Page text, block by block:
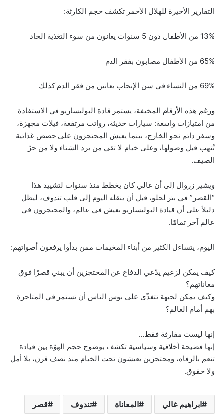
التقارير الأخيرة للهلال الأحمر تكشف حجم الكارثة:
13% من الأطفال دون 5 سنوات يعانون من سوء التغذية الحاد
65% من الأطفال مصابون بفقر الدم
69% من النساء في سن الإنجاب يعانين من فقر الدم كذلك
ورغم هذه الأرقام المخيفة، يستمر قادة البوليساريو في الاستفادة
من امتيازات واسعة: سيارات حديثة، رواتب مرتفعة، فيلات مجهزة،
وسفر دائم نحو الخارج، بينما يعيش المحتجزون على حصص غذائية
تُنهب قبل وصولها، وعلى خيام لا تقي من برد الشتاء ولا من حرّ
الصيف.
ويشير زروال إلى أن غالي كان يخطط منذ سنوات لتشييد هذا
“القصر” في بئر لحلو، قبل أن ينقله اليوم إلى قلب تندوف، ليظل
دليلاً على أن قيادة البوليساريو تعيش في عالم، والمحتجزون في
عالم آخر تمامًا.
اليوم، يتساءل الكثير من أبناء المخيمات ممن بدأوا يرفعون أصواتهم:
كيف يمكن لزعيم يدّعي الدفاع عن المحتجزين أن يبني قصرًا فوق
معاناتهم؟
وكيف يمكن لجبهة تتغذّى على بؤس الناس أن تستمر في المتاجرة
بهم أمام العالم؟
إنها ليست مفارقة فقط…
إنها فضيحة أخلاقية وسياسية تكشف بوضوح حجم الهوّة بين قيادة
تنعم بالرفاه، ومحتجزين يعيشون تحت الخيام منذ نصف قرن، بلا أمل
ولا حقوق.
ابراهيم غالي المعاناة تندوف قصر